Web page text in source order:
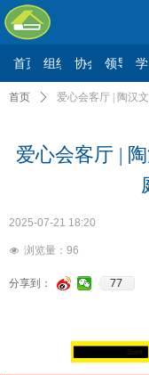
首页 组织机构协会要闻领导讲
爱心会客厅 |
首页 ꄲ 爱心会客厅 | 陶汉
2025-07-21 18:20
넶 浏览量： 96
分享到： 77